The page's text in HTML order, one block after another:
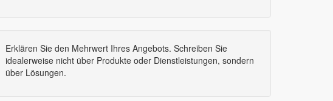
Erklären Sie den Mehrwert Ihres Angebots. Schreiben Sie
idealerweise nicht über Produkte oder Dienstleistungen, sondern
über Lösungen.